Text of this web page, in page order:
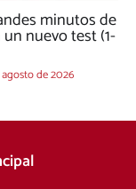
minutos de
nuevo test (1-
de 2026